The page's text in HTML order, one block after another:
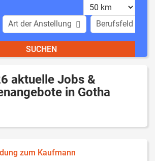
Art der Anstellung Berufsfeld
aktuelle Jobs &
in Gotha
zum Kaufmann